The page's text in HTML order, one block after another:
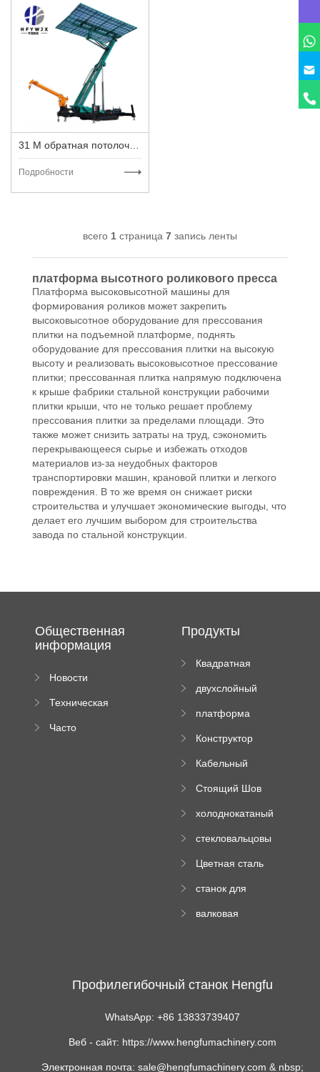
Подробности
всего 1 страница 7 запись ленты
платформа высотного роликового пресса
Платформа высоковысотной машины для
формирования роликов может закрепить
высоковысотное оборудование для прессования
плитки на подъемной платформе, поднять
оборудование для прессования плитки на высокую
высоту и реализовать высоковысотное прессование
плитки; прессованная плитка напрямую подключена
к крыше фабрики стальной конструкции рабочими
плитки крыши, что не только решает проблему
прессования плитки за пределами площади. Это
также может снизить затраты на труд, сэкономить
перекрывающееся сырье и избежать отходов
материалов из-за неудобных факторов
транспортировки машин, крановой плитки и легкого
повреждения. В то же время он снижает риски
строительства и улучшает экономические выгоды, что
делает его лучшим выбором для строительства
завода по стальной конструкции.
Общественная
информация
Новости
Техническая
Часто
Продукты
Квадратная
машина
двухслойный
пресс
платформа
роликового
Конструктор
трубы
Кабельный
формируя
Стоящий Шов
Машина
холоднокатаный
станок
стекловальцовы
Цветная сталь
машина
станок для
трапециевидных
валковая
Профилегибочный станок Hengfu
WhatsApp: +86 13833739407
Веб - сайт: https://www.hengfumachinery.com
Электронная почта: sale@hengfumachinery.com & nbsp;